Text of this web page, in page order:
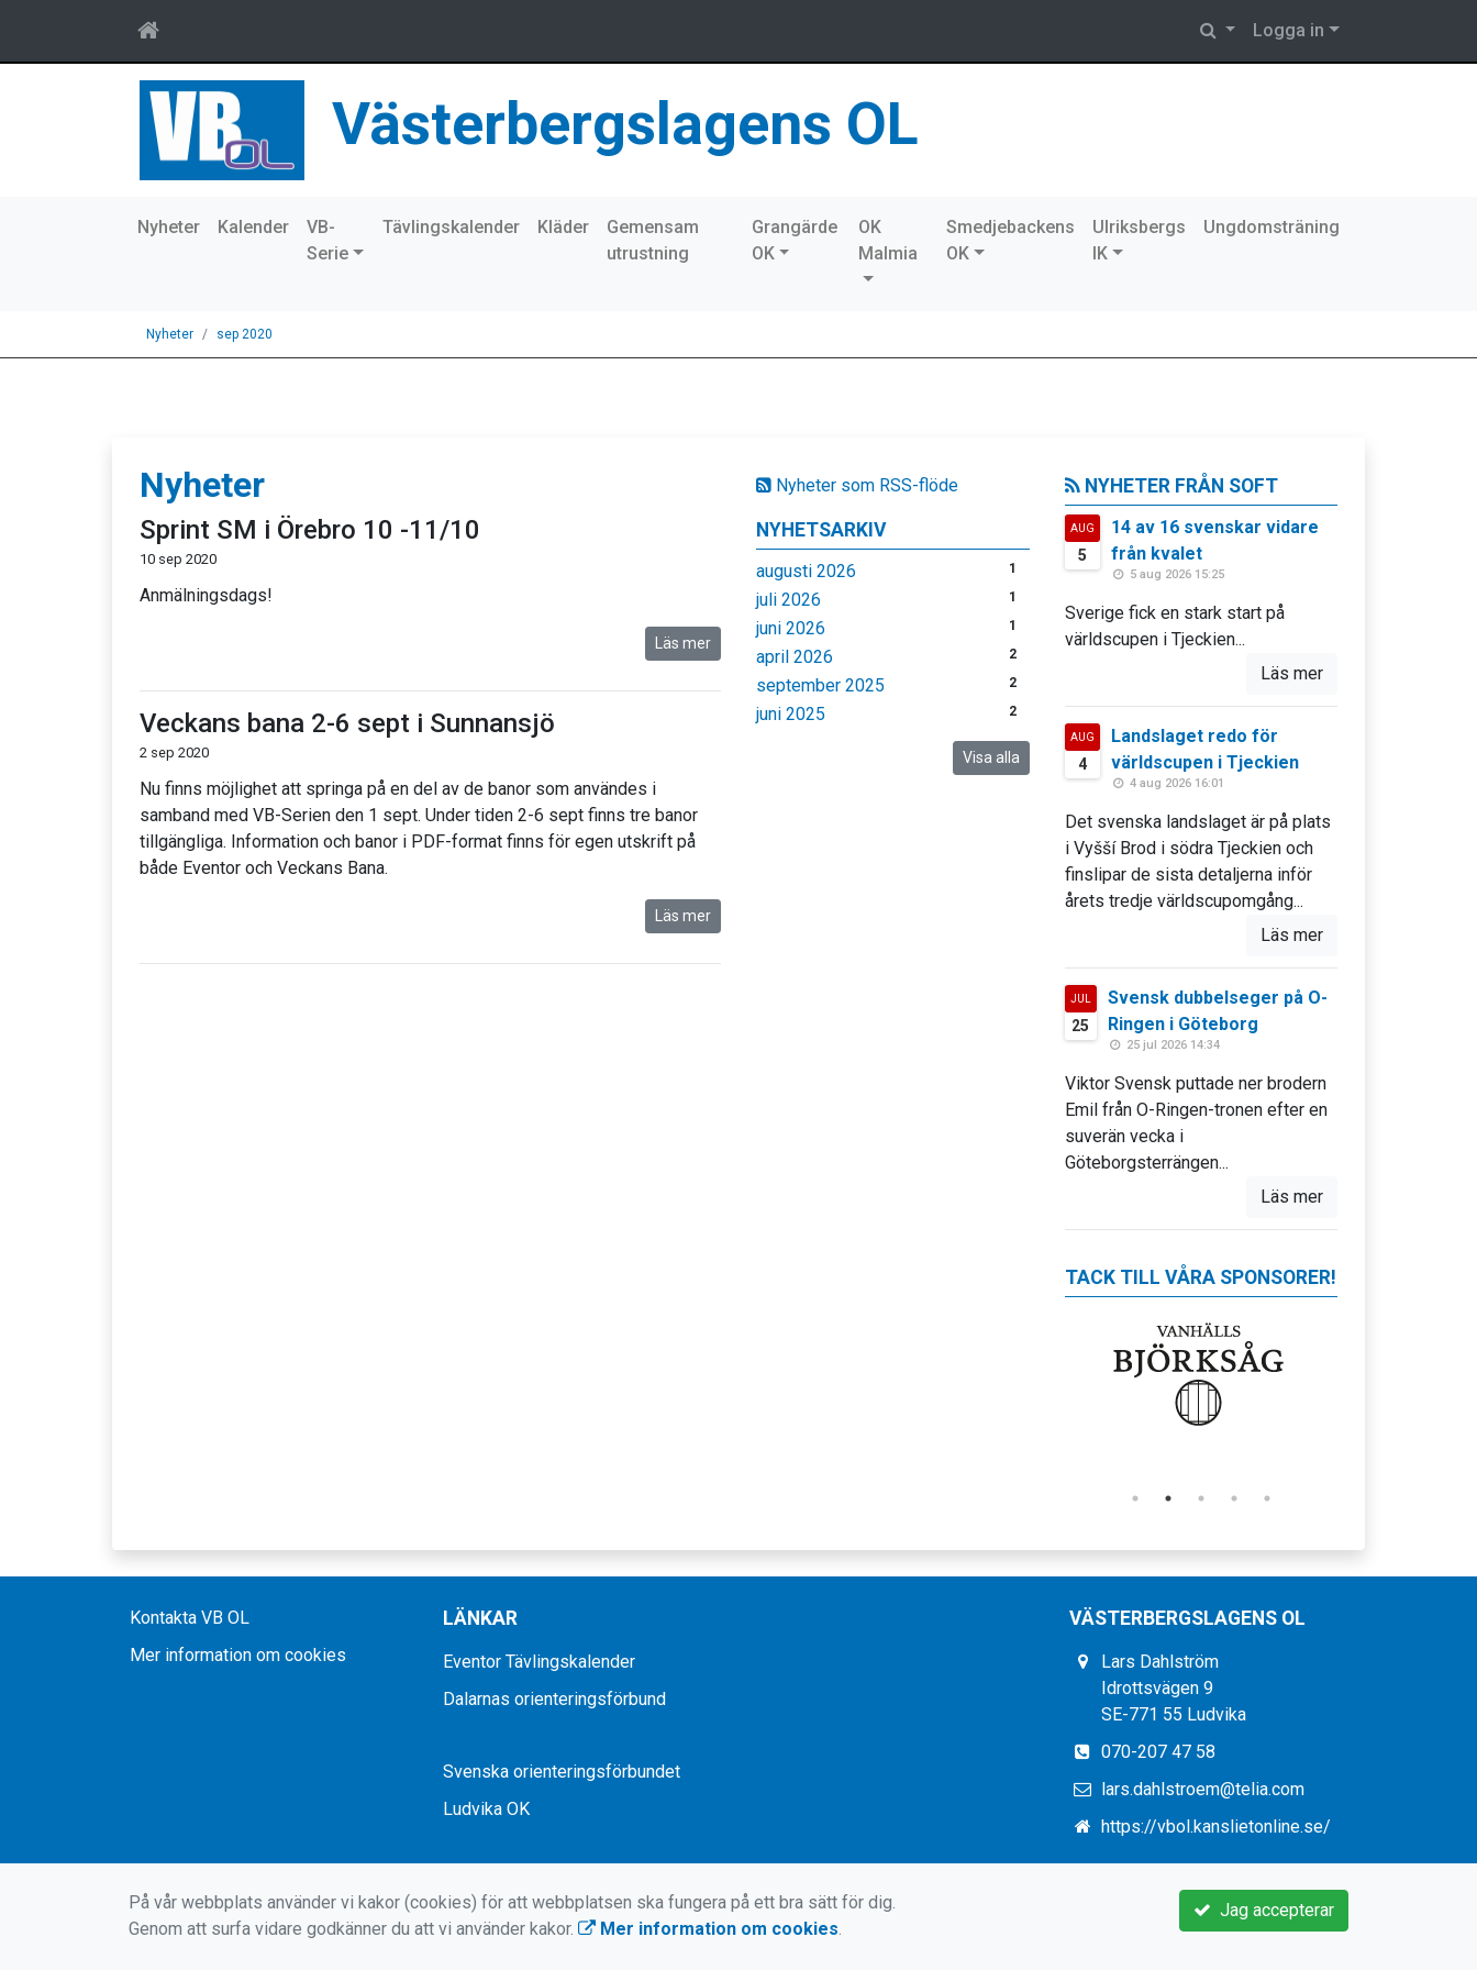
Logga in
Västerbergslagens OL
Nyheter Kalender
VB-
Serie
Tävlingskalender Kläder
Gemensam
utrustning
Grangärde
OK
OK
Malmia
Smedjebackens
OK
Ulriksbergs
IK
Ungdomsträning
Nyheter sep 2020
Nyheter som RSS-flöde
NYHETSARKIV
augusti 2026 1
juli 2026 1
juni 2026 1
april 2026 2
september 2025 2
juni 2025 2
Visa alla
Nyheter
Sprint SM i Örebro 10 -11/10
10 sep 2020
Anmälningsdags!
Läs mer
Veckans bana 2-6 sept i Sunnansjö
2 sep 2020
Nu finns möjlighet att springa på en del av de banor som användes i
samband med VB-Serien den 1 sept. Under tiden 2-6 sept finns tre banor
tillgängliga. Information och banor i PDF-format finns för egen utskrift på
både Eventor och Veckans Bana.
Läs mer
NYHETER FRÅN SOFT
AUG
5
14 av 16 svenskar vidare
från kvalet
5 aug 2026 15:25
Sverige fick en stark start på
världscupen i Tjeckien...
Läs mer
AUG
4
Landslaget redo för
världscupen i Tjeckien
4 aug 2026 16:01
Det svenska landslaget är på plats
i Vyšší Brod i södra Tjeckien och
finslipar de sista detaljerna inför
årets tredje världscupomgång...
Läs mer
JUL
25
Svensk dubbelseger på O-
Ringen i Göteborg
25 jul 2026 14:34
Viktor Svensk puttade ner brodern
Emil från O-Ringen-tronen efter en
suverän vecka i
Göteborgsterrängen...
Läs mer
TACK TILL VÅRA SPONSORER!
Kontakta VB OL
Mer information om cookies
LÄNKAR
Eventor Tävlingskalender
Dalarnas orienteringsförbund
Svenska orienteringsförbundet
Ludvika OK
VÄSTERBERGSLAGENS OL
Lars Dahlström
Idrottsvägen 9
SE-771 55 Ludvika
070-207 47 58
lars.dahlstroem@telia.com
https://vbol.kanslietonline.se/
Jag accepterar
På vår webbplats använder vi kakor (cookies) för att webbplatsen ska fungera på ett bra sätt för dig.
Genom att surfa vidare godkänner du att vi använder kakor.
Mer information om cookies.